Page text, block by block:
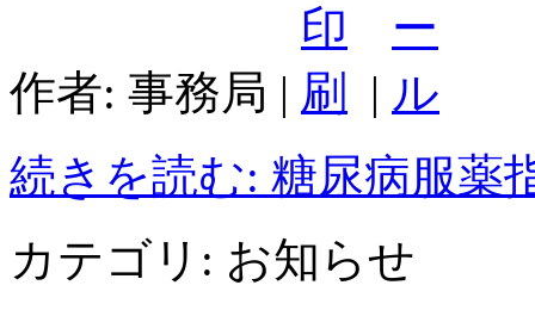
作者: 事務局 |
|
続きを読む: 糖尿病服薬
カテゴリ: お知らせ